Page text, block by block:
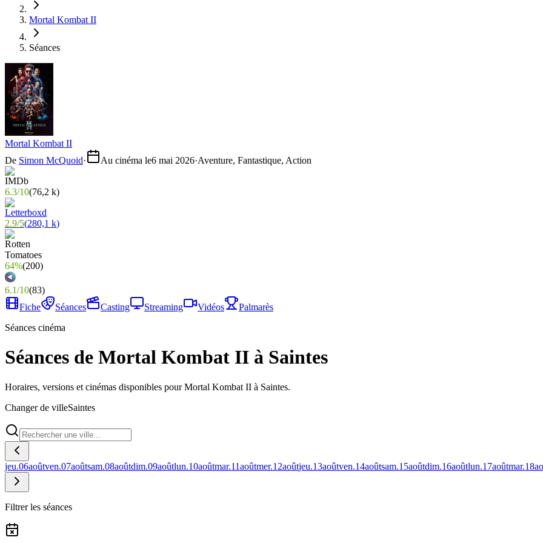
Mortal Kombat II
Séances
Mortal Kombat II
De Simon McQuoid· Au cinéma le6 mai 2026·Aventure, Fantastique, Action
6.3/10(76,2 k)
2.9/5(280,1 k)
64%(200)
6.1/10(83)
Fiche
Séances Casting Streaming Vidéos
Palmarès
Séances cinéma
Séances de Mortal Kombat II à Saintes
Horaires, versions et cinémas disponibles pour Mortal Kombat II à Saintes.
Changer de villeSaintes
jeu.06aoûtven.07aoûtsam.08aoûtdim.09aoûtlun.10aoûtmar.11aoûtmer.12aoûtjeu.13aoûtven.14aoûtsam.15aoûtdim.16aoûtlun.17aoûtmar.18
Filtrer les séances